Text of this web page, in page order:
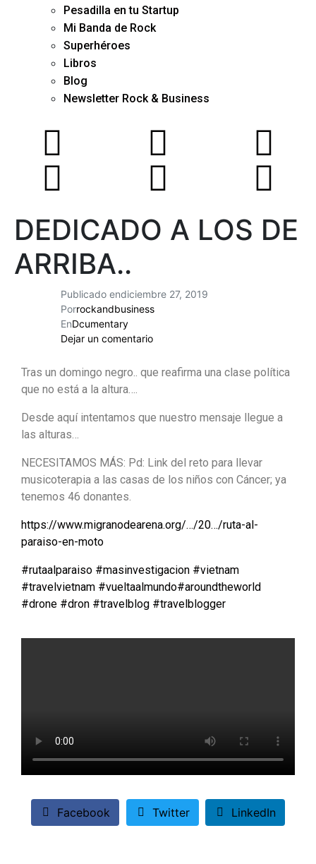
Pesadilla en tu Startup
Mi Banda de Rock
Superhéroes
Libros
Blog
Newsletter Rock & Business
Publicado endiciembre 27, 2019
Porrockandbusiness
EnDcumentary
Dejar un comentario
DEDICADO A LOS DE
ARRIBA..
Tras un domingo negro.. que reafirma una clase política
que no está a la altura….
Desde aquí intentamos que nuestro mensaje llegue a
las alturas…
NECESITAMOS MÁS: Pd: Link del reto para llevar
musicoterapia a las casas de los niños con Cáncer; ya
tenemos 46 donantes.
https://www.migranodearena.org/…/20…/ruta-al-
paraiso-en-moto
#rutaalparaiso #masinvestigacion #vietnam
#travelvietnam #vueltaalmundo#aroundtheworld
#drone #dron #travelblog #travelblogger
Facebook Twitter LinkedIn